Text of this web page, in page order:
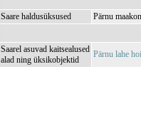
Saare haldusüksused Pärnu
Saarel asuvad kaitsealused
alad ning üksikobjektid
Pärnu lahe